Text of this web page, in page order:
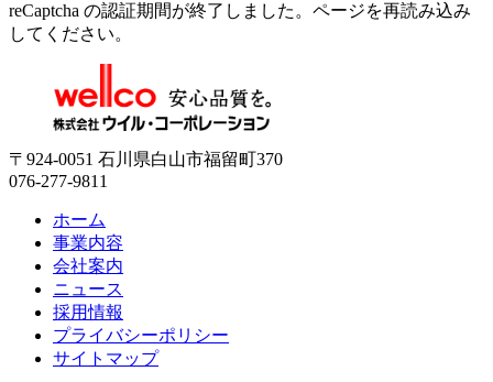
reCaptcha の認証期間が終了しました。ページを再読み込み
してください。
〒924-0051 石川県白山市福留町370
076-277-9811
ホーム
事業内容
会社案内
ニュース
採用情報
プライバシーポリシー
サイトマップ